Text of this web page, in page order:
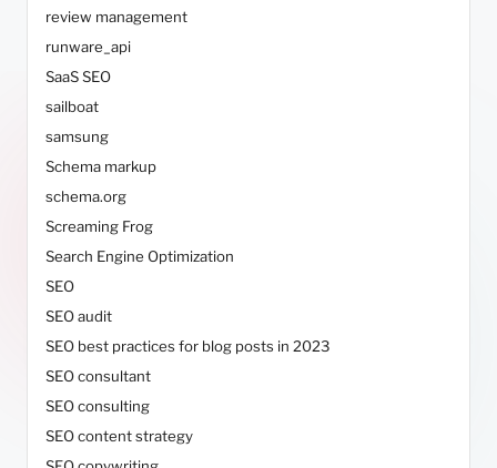
review management
runware_api
SaaS SEO
sailboat
samsung
Schema markup
schema.org
Screaming Frog
Search Engine Optimization
SEO
SEO audit
SEO best practices for blog posts in 2023
SEO consultant
SEO consulting
SEO content strategy